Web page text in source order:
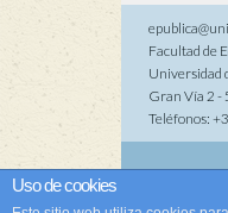
Facultad de
Universidad
Gran Vía 2 -
Teléfonos:
Uso de cookies